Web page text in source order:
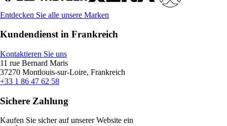
Entdecken Sie alle unsere Marken
Kundendienst in Frankreich
Kontaktieren Sie uns
11 rue Bernard Maris
37270 Montlouis-sur-Loire, Frankreich
+33 1 86 47 62 58
Sichere Zahlung
Kaufen Sie sicher auf unserer Website ein